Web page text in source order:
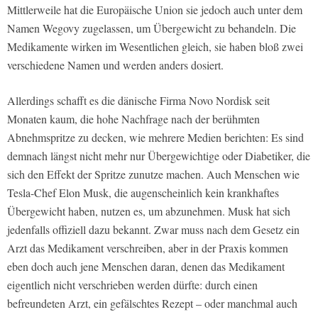
Mittlerweile hat die Europäische Union sie jedoch auch unter dem
Namen Wegovy zugelassen, um Übergewicht zu behandeln. Die
Medikamente wirken im Wesentlichen gleich, sie haben bloß zwei
verschiedene Namen und werden anders dosiert.
Allerdings schafft es die dänische Firma Novo Nordisk seit
Monaten kaum, die hohe Nachfrage nach der berühmten
Abnehmspritze zu decken, wie mehrere Medien berichten: Es sind
demnach längst nicht mehr nur Übergewichtige oder Diabetiker, die
sich den Effekt der Spritze zunutze machen. Auch Menschen wie
Tesla-Chef Elon Musk, die augenscheinlich kein krankhaftes
Übergewicht haben, nutzen es, um abzunehmen. Musk hat sich
jedenfalls offiziell dazu bekannt. Zwar muss nach dem Gesetz ein
Arzt das Medikament verschreiben, aber in der Praxis kommen
eben doch auch jene Menschen daran, denen das Medikament
eigentlich nicht verschrieben werden dürfte: durch einen
befreundeten Arzt, ein gefälschtes Rezept – oder manchmal auch